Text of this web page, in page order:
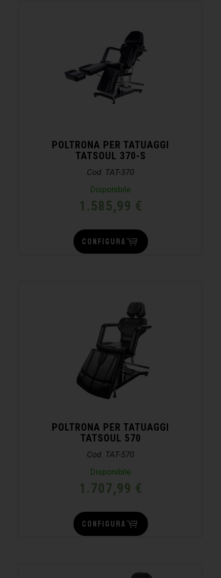
POLTRONA PER TATUAGGI
TATSOUL 370-S
Cod. TAT-370
Disponibile
1.585,99 €
CONFIGURA
POLTRONA PER TATUAGGI
TATSOUL 570
Cod. TAT-570
Disponibile
1.707,99 €
CONFIGURA